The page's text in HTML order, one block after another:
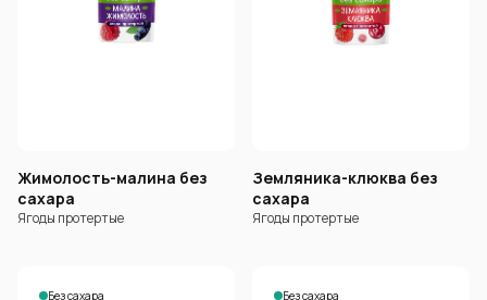
Жимолость-малина без
сахара
Ягоды протертые
Земляника-клюква без
сахара
Ягоды протертые
Без сахара Без сахара